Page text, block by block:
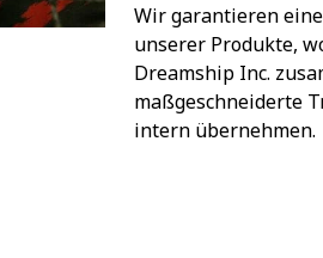
Wir garantieren
unserer Produkte,
Dreamship Inc.
maßgeschneiderte
intern übernehmen.